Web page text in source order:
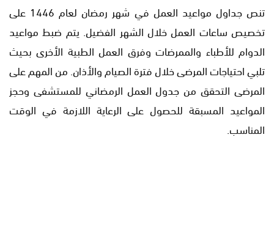
تنص جداول مواعيد العمل في شهر رمضان لعام 1446 على
تخصيص ساعات العمل خلال الشهر الفضيل. يتم ضبط مواعيد
الدوام للأطباء والممرضات وفرق العمل الطبية الأخرى بحيث
تلبي احتياجات المرضى خلال فترة الصيام والأذان. من المهم على
المرضى التحقق من جدول العمل الرمضاني للمستشفى وحجز
المواعيد المسبقة للحصول على الرعاية اللازمة في الوقت
المناسب.